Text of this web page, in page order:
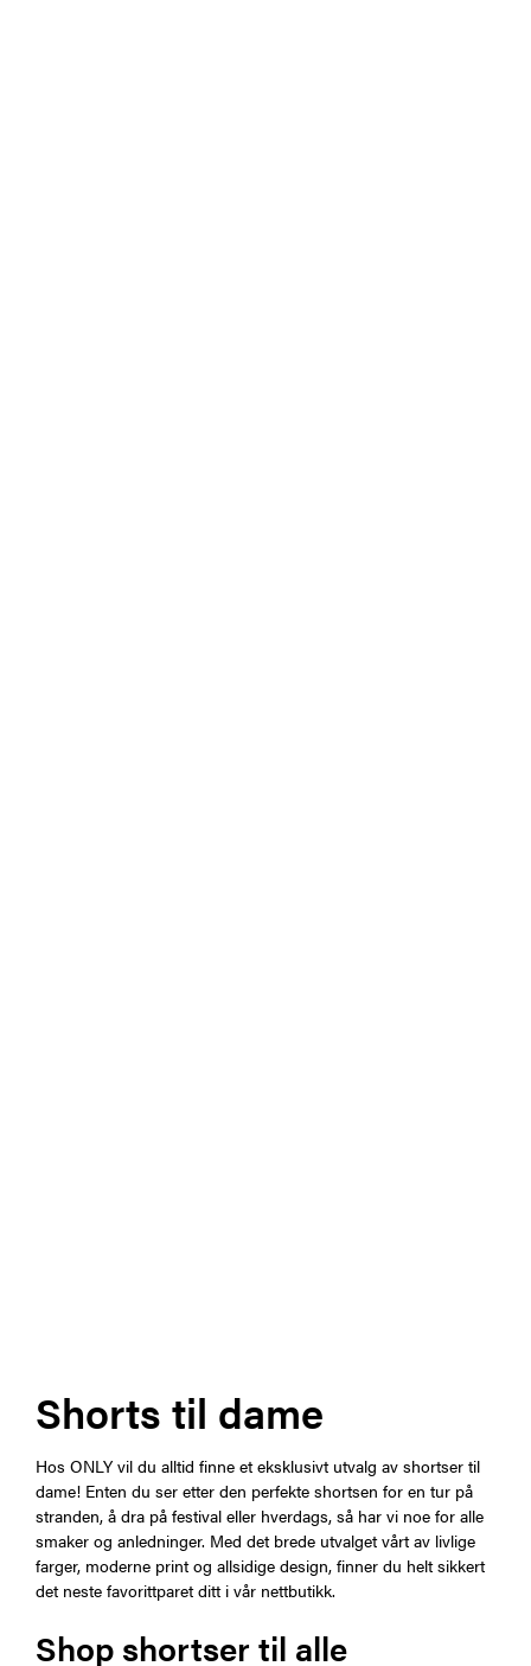
Shorts til dame
Hos ONLY vil du alltid finne et eksklusivt utvalg av shortser til
dame! Enten du ser etter den perfekte shortsen for en tur på
stranden, å dra på festival eller hverdags, så har vi noe for alle
smaker og anledninger. Med det brede utvalget vårt av livlige
farger, moderne print og allsidige design, finner du helt sikkert
det neste favorittparet ditt i vår nettbutikk.
Shop shortser til alle